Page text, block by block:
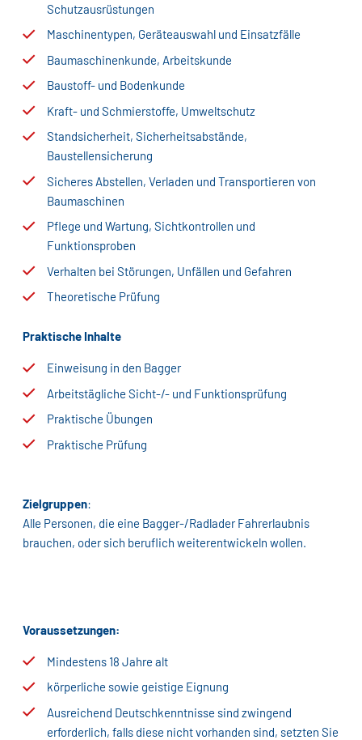
Schutzausrüstungen
Maschinentypen, Geräteauswahl und Einsatzfälle
Baumaschinenkunde, Arbeitskunde
Baustoff- und Bodenkunde
Kraft- und Schmierstoffe, Umweltschutz
Standsicherheit, Sicherheitsabstände,
Baustellensicherung
Sicheres Abstellen, Verladen und Transportieren von
Baumaschinen
Pflege und Wartung, Sichtkontrollen und
Funktionsproben
Verhalten bei Störungen, Unfällen und Gefahren
Theoretische Prüfung
Praktische Inhalte
Einweisung in den Bagger
Arbeitstägliche Sicht-/- und Funktionsprüfung
Praktische Übungen
Praktische Prüfung
Zielgruppen:
Alle Personen, die eine Bagger-/Radlader Fahrerlaubnis
brauchen, oder sich beruflich weiterentwickeln wollen.
Voraussetzungen:
Mindestens 18 Jahre alt
körperliche sowie geistige Eignung
Ausreichend Deutschkenntnisse sind zwingend
erforderlich, falls diese nicht vorhanden sind, setzten Sie